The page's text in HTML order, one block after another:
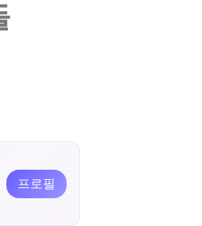
프로필